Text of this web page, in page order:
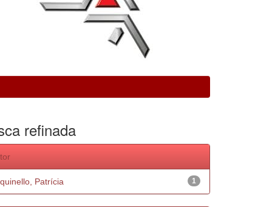
refinada
1
Patrícia